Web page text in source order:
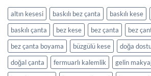
altın kesesi baskılı bez çanta baskılı kese
baskılı çanta
bez kese bez çanta
bez
bez çanta boyama
büzgülü kese doğa
doğal çanta
fermuarlı kalemlik gelin